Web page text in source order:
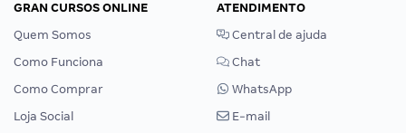
GRAN CURSOS ONLINE
Quem Somos
Como Funciona
Como Comprar
Loja Social
ATENDIMENTO
Central de ajuda
Chat
WhatsApp
E-mail